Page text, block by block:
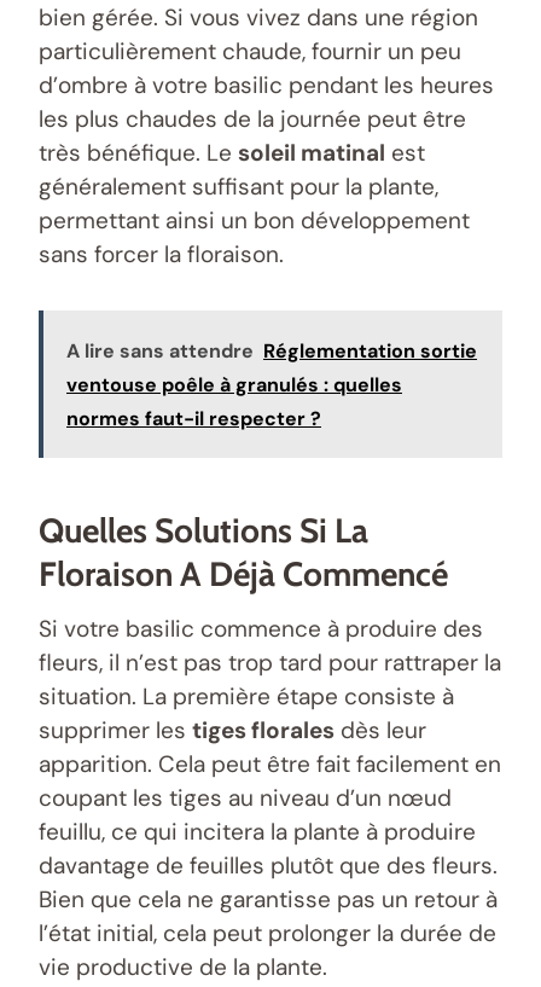
bien gérée. Si vous vivez dans une région
particulièrement chaude, fournir un peu
d’ombre à votre basilic pendant les heures
les plus chaudes de la journée peut être
très bénéfique. Le soleil matinal est
généralement suffisant pour la plante,
permettant ainsi un bon développement
sans forcer la floraison.
A lire sans attendre Réglementation sortie
ventouse poêle à granulés : quelles
normes faut-il respecter ?
Quelles Solutions Si La
Floraison A Déjà Commencé
Si votre basilic commence à produire des
fleurs, il n’est pas trop tard pour rattraper la
situation. La première étape consiste à
supprimer les tiges florales dès leur
apparition. Cela peut être fait facilement en
coupant les tiges au niveau d’un nœud
feuillu, ce qui incitera la plante à produire
davantage de feuilles plutôt que des fleurs.
Bien que cela ne garantisse pas un retour à
l’état initial, cela peut prolonger la durée de
vie productive de la plante.